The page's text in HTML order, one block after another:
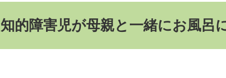
知的障害児が母親と一緒にお風呂